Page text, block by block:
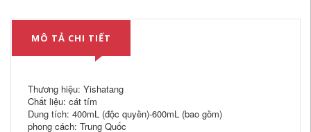
MÔ TẢ CHI TIẾT
Thương hiệu: Yishatang
Chất liệu: cát tím
Dung tích: 400mL (độc quyền)-600mL (bao gồm)
phong cách: Trung Quốc